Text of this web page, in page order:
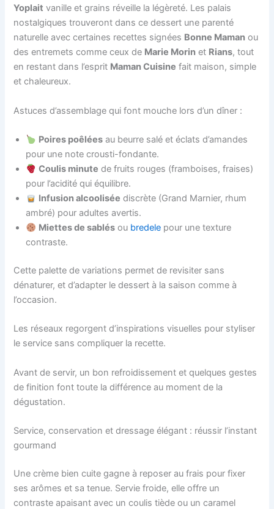
Yoplait vanille et grains réveille la légèreté. Les palais
nostalgiques trouveront dans ce dessert une parenté
naturelle avec certaines recettes signées Bonne Maman ou
des entremets comme ceux de Marie Morin et Rians, tout
en restant dans l’esprit Maman Cuisine fait maison, simple
et chaleureux.
Astuces d’assemblage qui font mouche lors d’un dîner :
Poires poêlées au beurre salé et éclats d’amandes
pour une note crousti-fondante.
Coulis minute de fruits rouges (framboises, fraises)
pour l’acidité qui équilibre.
Infusion alcoolisée discrète (Grand Marnier, rhum
ambré) pour adultes avertis.
Miettes de sablés ou bredele pour une texture
contraste.
Cette palette de variations permet de revisiter sans
dénaturer, et d’adapter le dessert à la saison comme à
l’occasion.
Les réseaux regorgent d’inspirations visuelles pour styliser
le service sans compliquer la recette.
Avant de servir, un bon refroidissement et quelques gestes
de finition font toute la différence au moment de la
dégustation.
Service, conservation et dressage élégant : réussir l’instant
gourmand
Une crème bien cuite gagne à reposer au frais pour fixer
ses arômes et sa tenue. Servie froide, elle offre un
contraste apaisant avec un coulis tiède ou un caramel